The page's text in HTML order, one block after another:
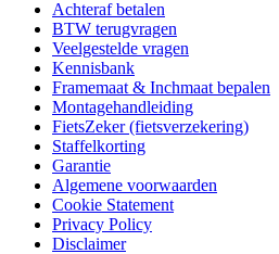
Achteraf betalen
BTW terugvragen
Veelgestelde vragen
Kennisbank
Framemaat & Inchmaat bepalen
Montagehandleiding
FietsZeker (fietsverzekering)
Staffelkorting
Garantie
Algemene voorwaarden
Cookie Statement
Privacy Policy
Disclaimer